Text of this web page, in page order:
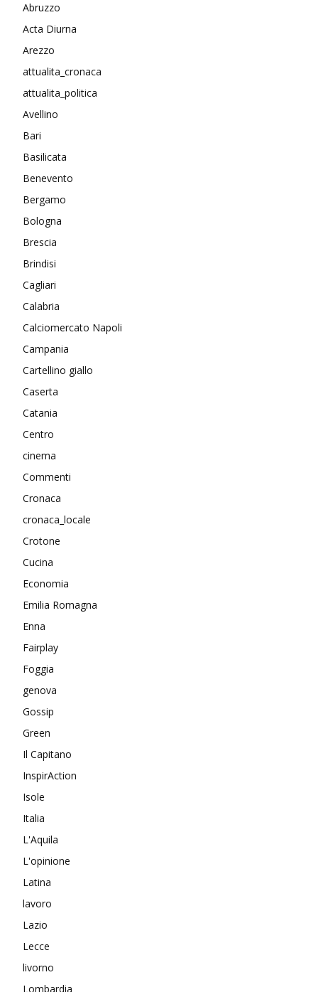
Abruzzo
Acta Diurna
Arezzo
attualita_cronaca
attualita_politica
Avellino
Bari
Basilicata
Benevento
Bergamo
Bologna
Brescia
Brindisi
Cagliari
Calabria
Calciomercato Napoli
Campania
Cartellino giallo
Caserta
Catania
Centro
cinema
Commenti
Cronaca
cronaca_locale
Crotone
Cucina
Economia
Emilia Romagna
Enna
Fairplay
Foggia
genova
Gossip
Green
Il Capitano
InspirAction
Isole
Italia
L'Aquila
L'opinione
Latina
lavoro
Lazio
Lecce
livorno
Lombardia